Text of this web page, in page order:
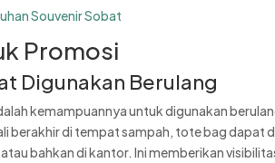
Souvenir Sobat
Promosi
Digunakan Berulang
kemampuannya untuk digunakan
berakhir di tempat sampah, tote bag dapat
bahkan di kantor. Ini memberikan